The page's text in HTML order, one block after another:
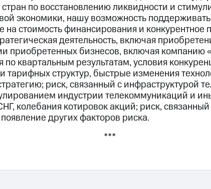
по восстановлению ликвидности и
экономики, нашу возможность
на стоимость финансирования и конкурентное
деятельность, включая
приобретенных бизнесов, включая компанию
квартальным результатам, условия
тарифных структур, быстрые изменения
риск, связанный с инфраструктурой
индустрии телекоммуникаций и
колебания котировок акций; риск,
других факторов риска.
***